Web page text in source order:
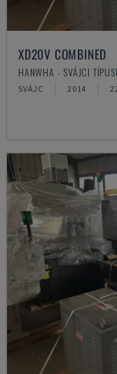
XD20V COMBINED
HANWHA - SVÁJCI
SVÁJC 2014